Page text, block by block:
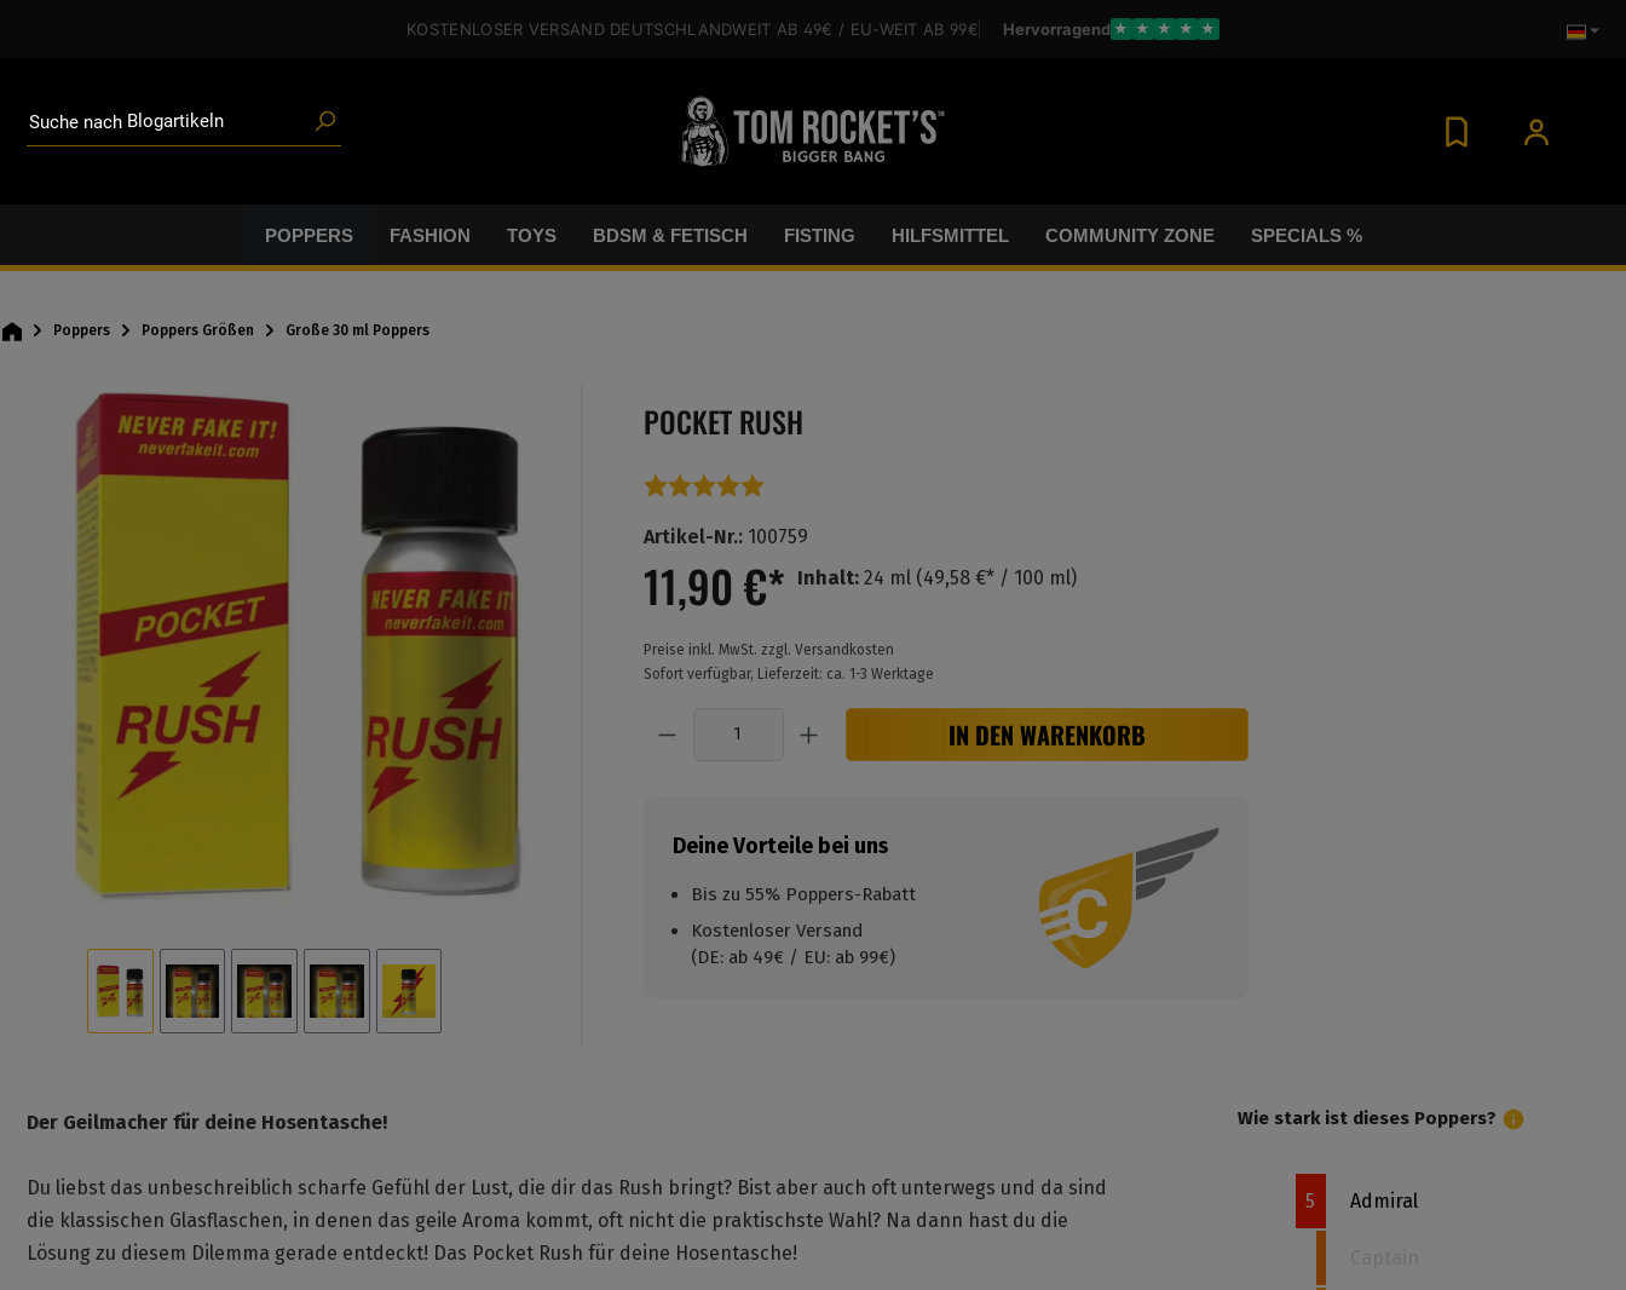
KOSTENLOSER VERSANDDEUTSCHLANDWEIT AB 49€ / EU-WEIT AB 99€ Hervorragend ★ ★ ★ ★ ★
POPPERS FASHION TOYS BDSM & FETISCH FISTING HILFSMITTEL COMMUNITY ZONE SPECIALS %
Poppers Poppers Größen Große 30 ml Poppers
POCKET RUSH
Artikel-Nr.: 100759
11,90 €* Inhalt: 24 ml (49,58 €* / 100 ml)
Preise inkl. MwSt. zzgl. Versandkosten
Sofort verfügbar, Lieferzeit: ca. 1-3 Werktage
IN DEN WARENKORB
Deine Vorteile bei uns
Bis zu 55% Poppers-Rabatt
Kostenloser Versand
(DE: ab 49€ / EU: ab 99€)
Wie stark ist dieses Poppers?
5 Admiral
Der Geilmacher für deine Hosentasche!
Du liebst das unbeschreiblich scharfe Gefühl der Lust, die dir das Rush bringt? Bist aber auch oft unterwegs und da sind
die klassischen Glasflaschen, in denen das geile Aroma kommt, oft nicht die praktischste Wahl? Na dann hast du die
Lösung zu diesem Dilemma gerade entdeckt! Das Pocket Rush für deine Hosentasche!
Suche nach Marken
Gleitgel